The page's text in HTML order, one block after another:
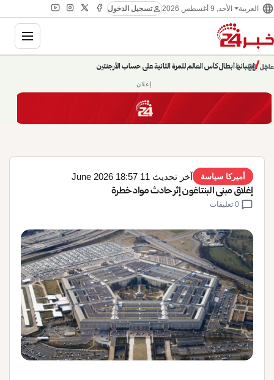
language العربية الأحد, 9 أغسطس 2026 personتسجيل الدخول
عاجل/إسبانيا أبطال كأس العالم للمرة الثانية على حساب الأرجنتين chevron_right
pause
chevron_left
إعلان
أميركا سياسة آخر تحديث 11 June 2026 18:57
إغلاق مبنى البنتاغون إثر حادث مواد خطرة
chat_bubble